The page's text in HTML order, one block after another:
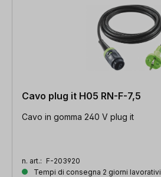
Cavo plug it H05 RN-F-7,5
Cavo in gomma 240 V plug it
n. art.: F-203920
Tempi di consegna 2 giorni lavorativi